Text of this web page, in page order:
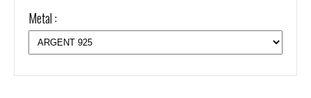
Metal :